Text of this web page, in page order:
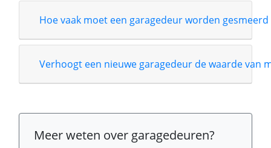
Hoe vaak moet een garagedeur worden
Verhoogt een nieuwe garagedeur de waarde van
Meer weten over garagedeuren?